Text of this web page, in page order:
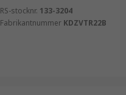
RS-stocknr. 133-3204
Fabrikantnummer KDZVTR22B